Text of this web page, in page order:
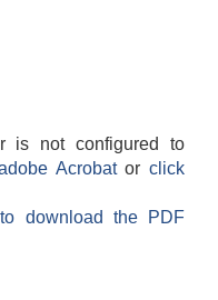
is not configured to
Acrobatorclick
download the PDF